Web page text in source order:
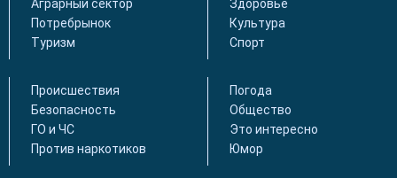
Аграрный сектор
Потребрынок
Туризм
Здоровье
Культура
Спорт
Происшествия
Безопасность
ГО и ЧС
Против наркотиков
Погода
Общество
Это интересно
Юмор